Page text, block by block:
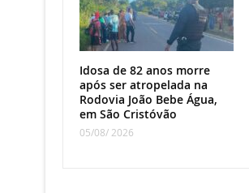
Idosa de 82 anos morre
após ser atropelada na
Rodovia João Bebe Água,
em São Cristóvão
05/08/ 2026